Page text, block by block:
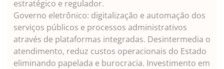
estratégico e regulador.
Governo eletrônico: digitalização e automação dos
serviços públicos e processos administrativos
através de plataformas integradas. Desintermedia o
atendimento, reduz custos operacionais do Estado
eliminando papelada e burocracia. Investimento em